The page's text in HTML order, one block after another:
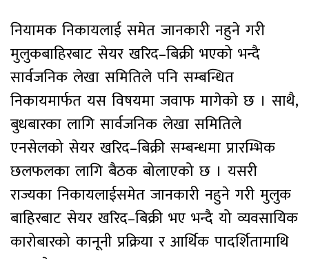
नियामक निकायलाई समेत जानकारी नहुने गरी
मुलुकबाहिरबाट सेयर खरिद–बिक्री भएको भन्दै
सार्वजनिक लेखा समितिले पनि सम्बन्धित
निकायमार्फत यस विषयमा जवाफ मागेको छ । साथै,
बुधबारका लागि सार्वजनिक लेखा समितिले
एनसेलको सेयर खरिद–बिक्री सम्बन्धमा प्रारम्भिक
छलफलका लागि बैठक बोलाएको छ । यसरी
राज्यका निकायलाईसमेत जानकारी नहुने गरी मुलुक
बाहिरबाट सेयर खरिद–बिक्री भए भन्दै यो व्यवसायिक
कारोबारको कानूनी प्रक्रिया र आर्थिक पादर्शितामाथि